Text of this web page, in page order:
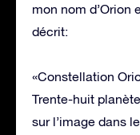
mon nom d’Orion
décrit:
«Constellation
Trente-huit
sur l’image dans